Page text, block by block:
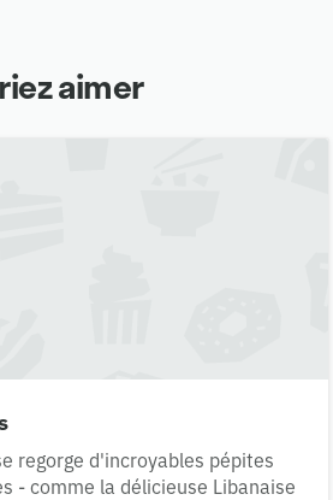
aimer
regorge d'incroyables pépites
- comme la délicieuse Libanaise